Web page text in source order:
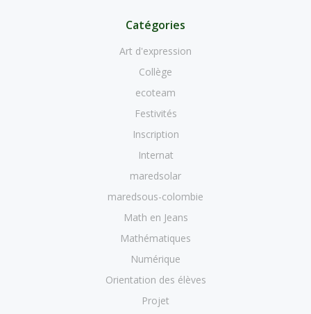
Catégories
Art d'expression
Collège
ecoteam
Festivités
Inscription
Internat
maredsolar
maredsous-colombie
Math en Jeans
Mathématiques
Numérique
Orientation des élèves
Projet